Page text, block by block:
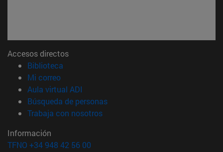
Accesos directos
Biblioteca
Mi correo(abre en nueva ventana)
Aula virtual ADI
Búsqueda de personas(abre en nueva ventana)
Trabaja con nosotros(abre en nueva ventana)
Información
TFNO +34 948 42 56 00